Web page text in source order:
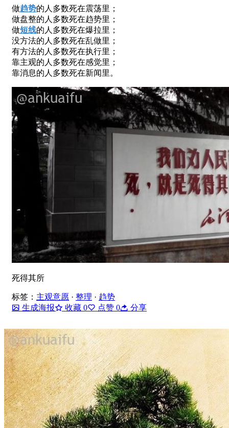
做趋势的人多数死在震荡里；
做盘整的人多数死在趋势里；
做短线的人多数死在爆拉里；
没方法的人多数死在乱做里；
有方法的人多数死在执行里；
靠主观的人多数死在感觉里；
靠消息的人多数死在新闻里。
死得其所
标签： 主观意愿 · 整理 · 趋势
生成海报
收藏 0 点赞 0 分享